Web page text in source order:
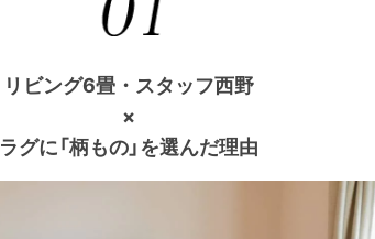
リビング6畳・スタッフ西野
×
ラグに「柄もの」を選んだ理由